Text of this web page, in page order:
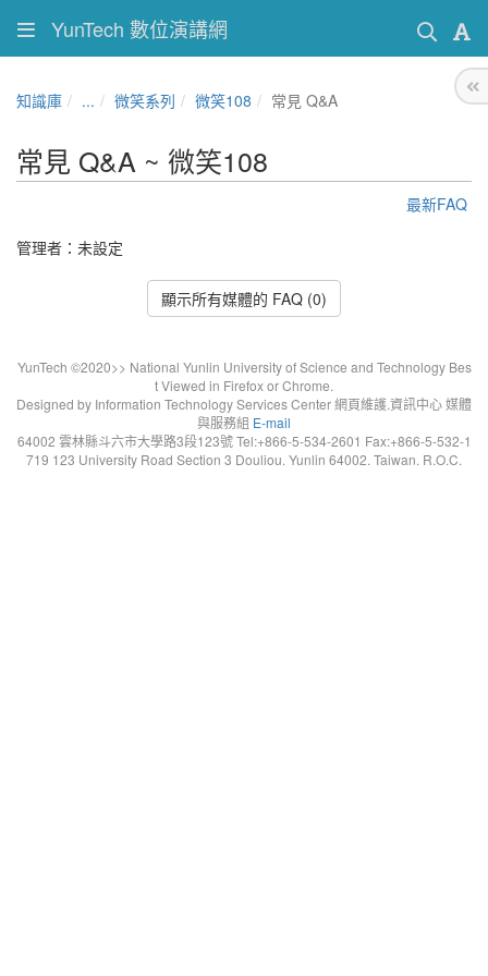
YunTech 數位演講網
知識庫 ... 微笑系列 微笑108 常見 Q&A
常見 Q&A ~ 微笑108
最新FAQ
管理者：未設定
顯示所有媒體的 FAQ (0)
YunTech ©2020>> National Yunlin University of Science and Technology Bes
t Viewed in Firefox or Chrome.
Designed by Information Technology Services Center 網頁維護.資訊中心 媒體
與服務組 E-mail
64002 雲林縣斗六市大學路3段123號 Tel:+866-5-534-2601 Fax:+866-5-532-1
719 123 University Road Section 3 Douliou. Yunlin 64002. Taiwan. R.O.C.